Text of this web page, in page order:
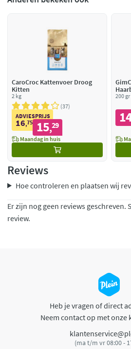
CaroCroc Kattenvoer Droog
Kitten
2 kg
37
ADVIESPRIJS
16,75 15,29
Maandag in huis
200 gr
Reviews
Hoe controleren en plaatsen wij
Er zijn nog geen reviews geschreven.
review.
Heb je vragen of direct
Neem contact op met onze
(ma t/m vr 08:00 -